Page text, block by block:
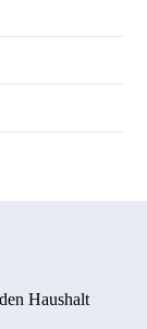
Haushalt